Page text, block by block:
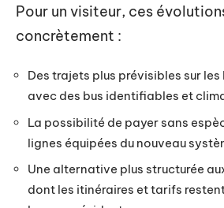
Pour un visiteur, ces
concrètement :
Des trajets plus prévisibles sur
avec des bus identifiables et
La possibilité de payer sans
lignes équipées du nouveau
Une alternative plus structurée
dont les itinéraires et tarifs